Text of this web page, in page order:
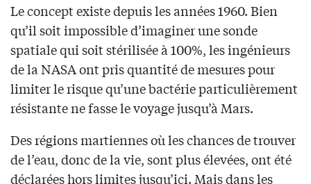
Le concept existe depuis les années 1960. Bien
qu’il soit impossible d’imaginer une sonde
spatiale qui soit stérilisée à 100%, les ingénieurs
de la NASA ont pris quantité de mesures pour
limiter le risque qu’une bactérie particulièrement
résistante ne fasse le voyage jusqu’à Mars.
Des régions martiennes où les chances de trouver
de l’eau, donc de la vie, sont plus élevées, ont été
déclarées hors limites jusqu’ici. Mais dans les